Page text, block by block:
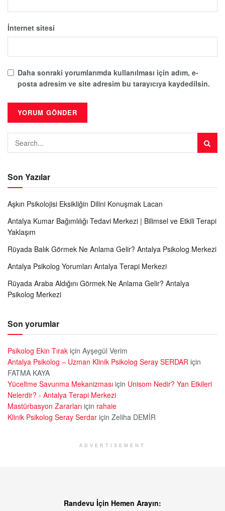
İnternet sitesi
Daha sonraki yorumlarımda kullanılması için adım, e-
posta adresim ve site adresim bu tarayıcıya kaydedilsin.
Son Yazılar
Aşkın Psikolojisi Eksikliğin Dilini Konuşmak Lacan
Antalya Kumar Bağımlılığı Tedavi Merkezi | Bilimsel ve Etkili Terapi
Yaklaşım
Rüyada Balık Görmek Ne Anlama Gelir? Antalya Psikolog Merkezi
Antalya Psikolog Yorumları Antalya Terapi Merkezi
Rüyada Araba Aldığını Görmek Ne Anlama Gelir? Antalya
Psikolog Merkezi
Son yorumlar
Psikolog Ekin Tırak için Ayşegül Verim
Antalya Psikolog – Uzman Klinik Psikolog Seray SERDAR için
FATMA KAYA
Yüceltme Savunma Mekanizması için Unisom Nedir? Yan Etkileri
Nelerdir? - Antalya Terapi Merkezi
Mastürbasyon Zararları için rahaie
Klinik Psikolog Seray Serdar için Zeliha DEMİR
ADVERTISEMENT
Randevu İçin Hemen Arayın: